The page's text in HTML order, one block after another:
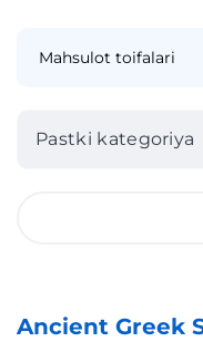
Pastki kategoriya
Ancient Greek